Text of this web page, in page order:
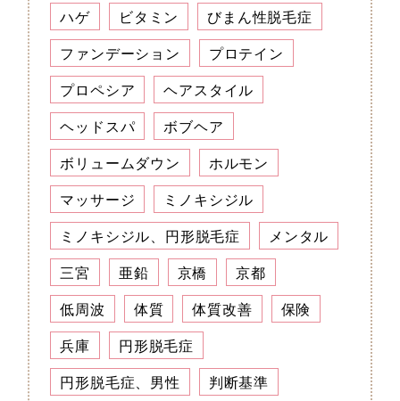
ハゲ
ビタミン
びまん性脱毛症
ファンデーション
プロテイン
プロペシア
ヘアスタイル
ヘッドスパ
ボブヘア
ボリュームダウン
ホルモン
マッサージ
ミノキシジル
ミノキシジル、円形脱毛症
メンタル
三宮
亜鉛 京橋
京都
低周波
体質 体質改善
保険
兵庫
円形脱毛症
円形脱毛症、男性
判断基準